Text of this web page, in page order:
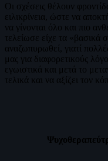
Οι σχέσεις θέλουν
ειλικρίνεια, ώστε να
να γίνονται όλο και πιο
τελείωσε είχε τα «βασικά
αναζωπυρωθεί, γιατί
μας για διαφορετικούς
εγωιστικά και μετά το
τελικά και να αξίζει τον